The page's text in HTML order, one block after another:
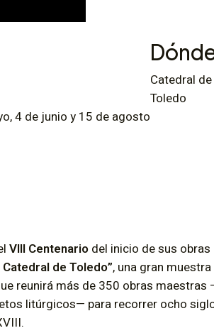
4 de junio y 15 de agosto
Catedral
Toledo
VIII Centenariodel inicio de sus obras
de Toledo”, una gran muestra
reunirá más de 350 obras maestras
litúrgicos— para recorrer ocho